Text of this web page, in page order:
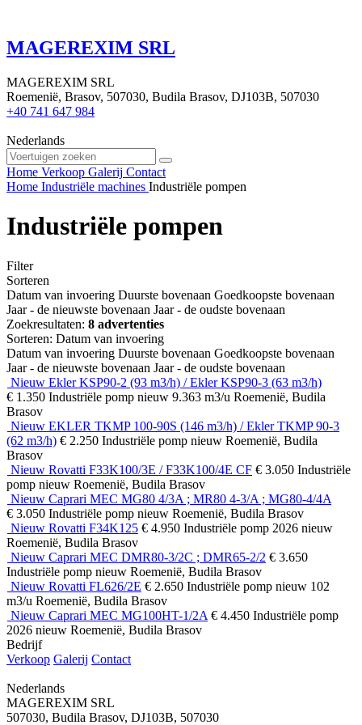
MAGEREXIM SRL
MAGEREXIM SRL
Roemenië, Brasov, 507030, Budila Brasov, DJ103B, 507030
+40 741 647 984
Nederlands
Home Verkoop Galerij Contact
Home Industriële machines Industriële pompen
Industriële pompen
Filter
Sorteren
Datum van invoering Duurste bovenaan Goedkoopste bovenaan
Jaar - de nieuwste bovenaan Jaar - de oudste bovenaan
Zoekresultaten: 8 advertenties
Sorteren: Datum van invoering
Datum van invoering Duurste bovenaan Goedkoopste bovenaan
Jaar - de nieuwste bovenaan Jaar - de oudste bovenaan
Nieuw Ekler KSP90-2 (93 m3/h) / Ekler KSP90-3 (63 m3/h)
€ 1.350 Industriële pomp nieuw 9.363 m3/u Roemenië, Budila
Brasov
Nieuw EKLER TKMP 100-90S (146 m3/h) / Ekler TKMP 90-3
(62 m3/h) € 2.250 Industriële pomp nieuw Roemenië, Budila
Brasov
Nieuw Rovatti F33K100/3E / F33K100/4E CF € 3.050 Industriële
pomp nieuw Roemenië, Budila Brasov
Nieuw Caprari MEC MG80 4/3A ; MR80 4-3/A ; MG80-4/4A
€ 3.050 Industriële pomp nieuw Roemenië, Budila Brasov
Nieuw Rovatti F34K125 € 4.950 Industriële pomp 2026 nieuw
Roemenië, Budila Brasov
Nieuw Caprari MEC DMR80-3/2C ; DMR65-2/2 € 3.650
Industriële pomp nieuw Roemenië, Budila Brasov
Nieuw Rovatti FL626/2E € 2.650 Industriële pomp nieuw 102
m3/u Roemenië, Budila Brasov
Nieuw Caprari MEC MG100HT-1/2A € 4.450 Industriële pomp
2026 nieuw Roemenië, Budila Brasov
Bedrijf
Verkoop Galerij Contact
Nederlands
MAGEREXIM SRL
507030, Budila Brasov, DJ103B, 507030